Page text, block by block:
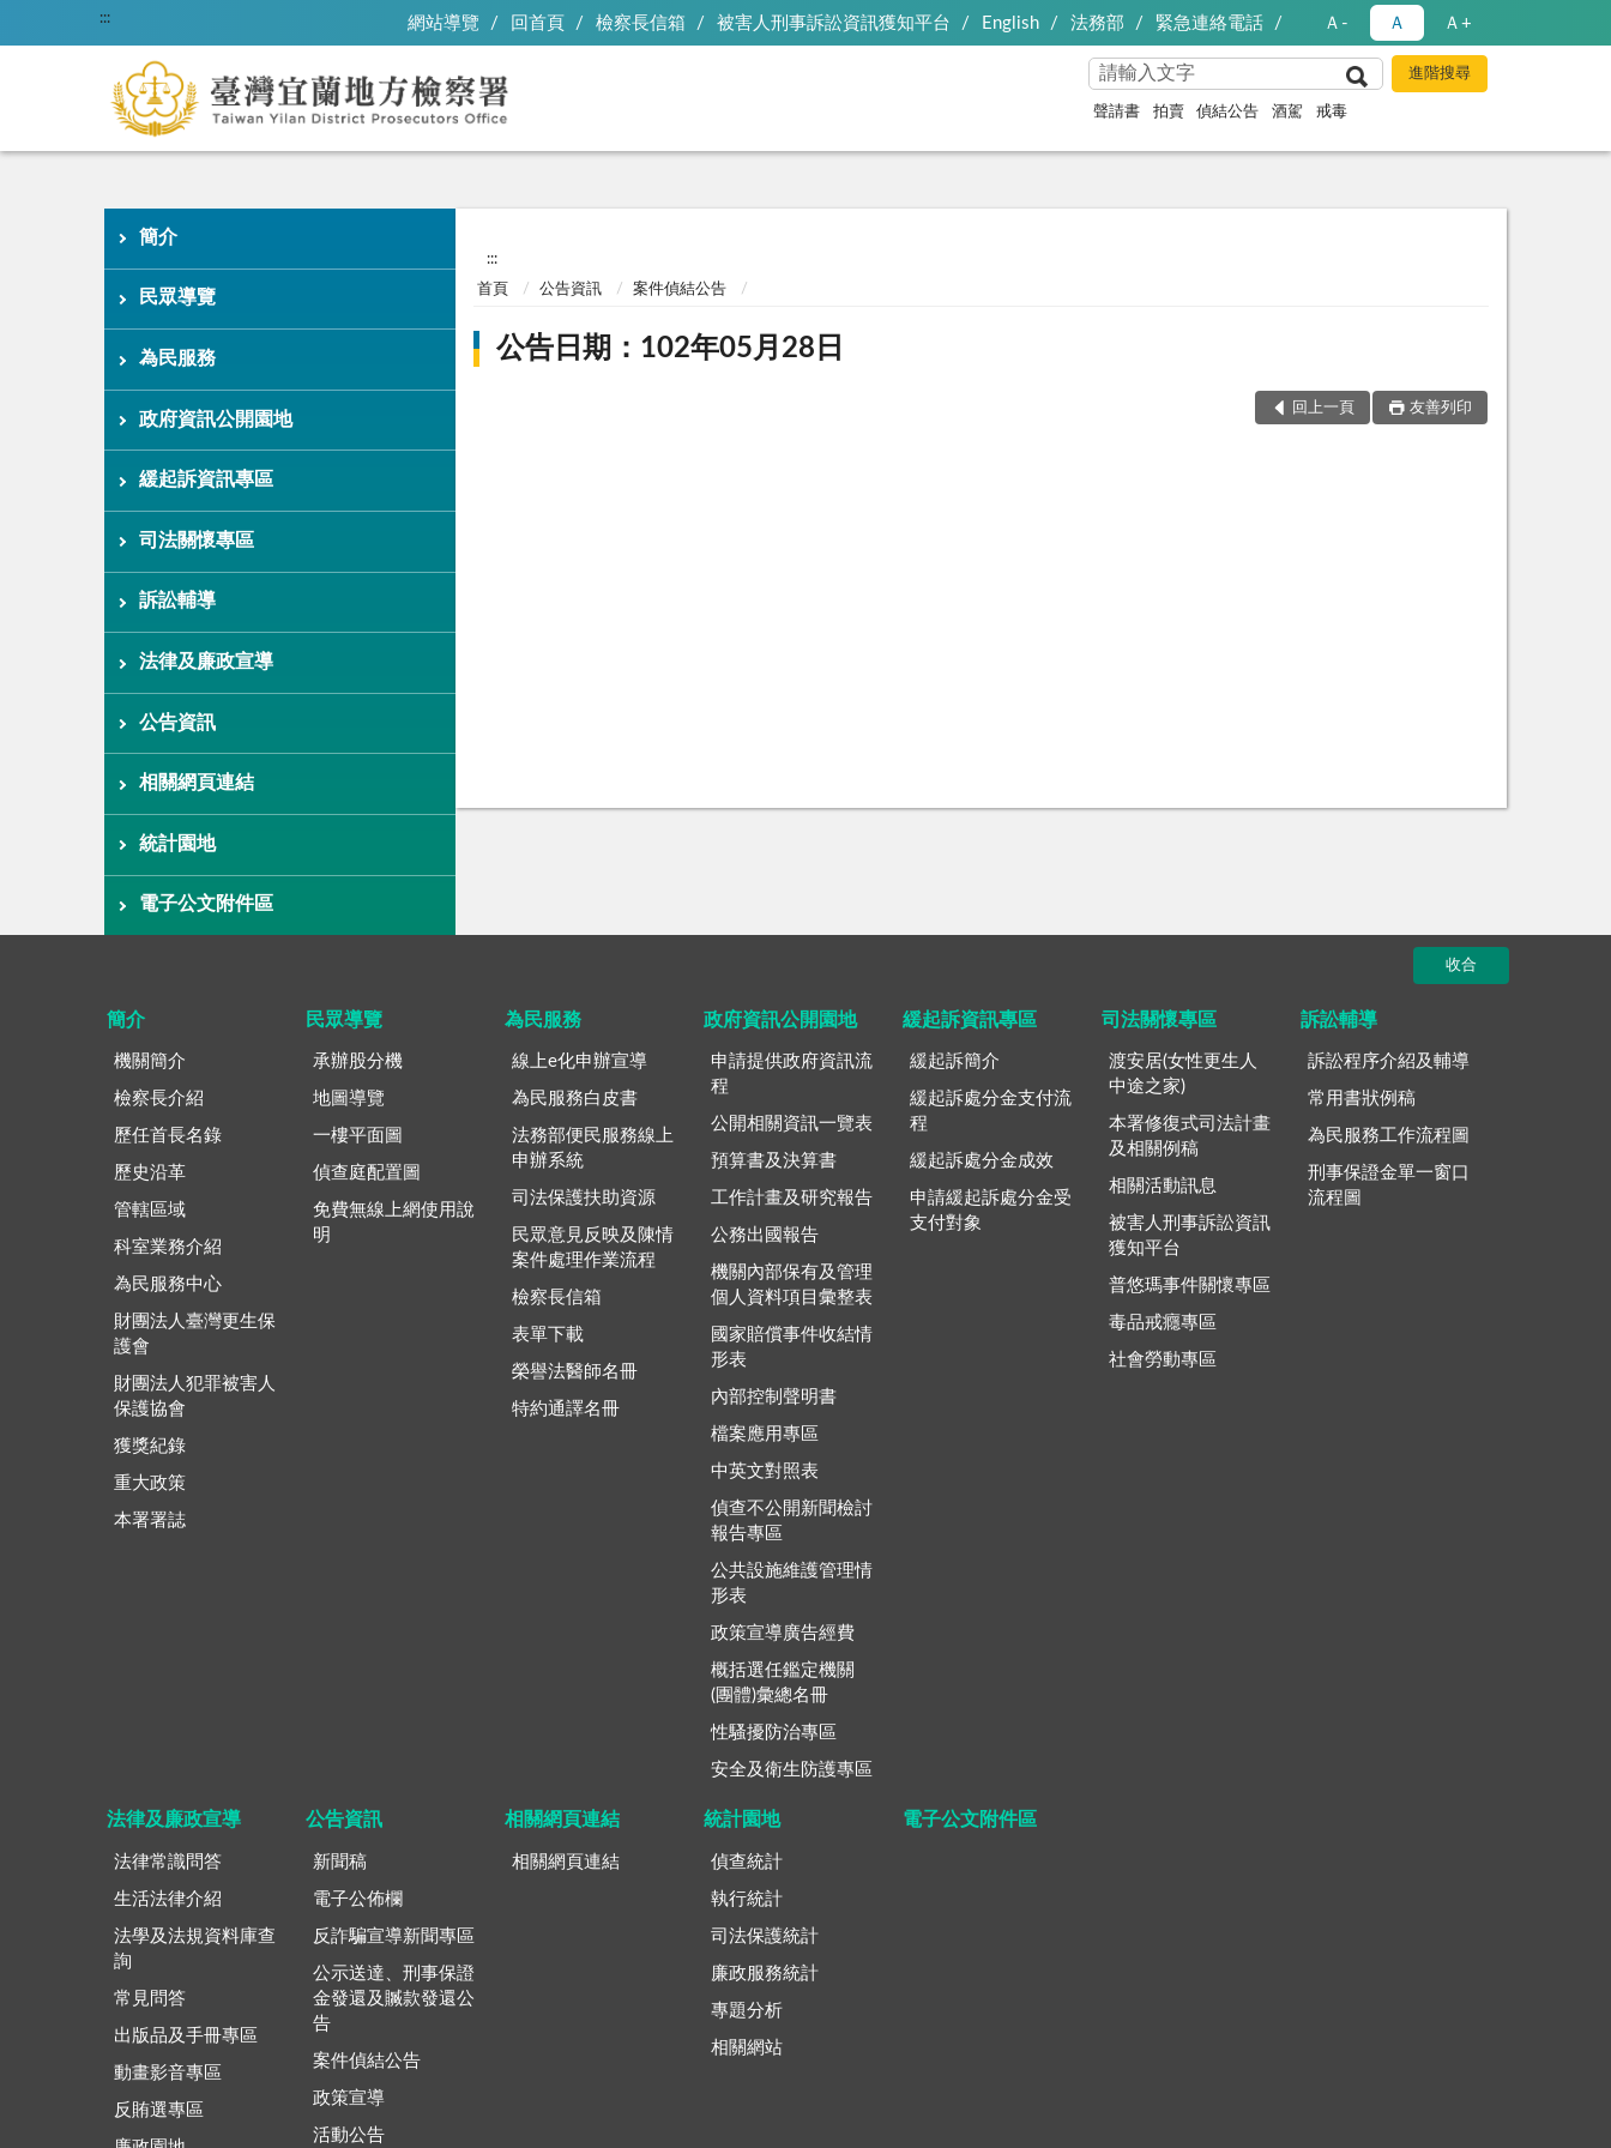
::: 網站導覽 回首頁 檢察長信箱 被害人刑事訴訟資訊獲知平台 English 法務部 緊急連絡電話 Ａ- Ａ Ａ+
聲請書 拍賣 偵結公告 酒駕 戒毒
簡介
民眾導覽
為民服務
政府資訊公開園地
緩起訴資訊專區
司法關懷專區
訴訟輔導
法律及廉政宣導
公告資訊
相關網頁連結
統計園地
電子公文附件區
:::
首頁 公告資訊 案件偵結公告
公告日期：102年05月28日
回上一頁 友善列印
收合
簡介
機關簡介
檢察長介紹
歷任首長名錄
歷史沿革
管轄區域
科室業務介紹
為民服務中心
財團法人臺灣更生保
護會
財團法人犯罪被害人
保護協會
獲獎紀錄
重大政策
本署署誌
民眾導覽
承辦股分機
地圖導覽
一樓平面圖
偵查庭配置圖
免費無線上網使用說
明
為民服務
線上e化申辦宣導
為民服務白皮書
法務部便民服務線上
申辦系統
司法保護扶助資源
民眾意見反映及陳情
案件處理作業流程
檢察長信箱
表單下載
榮譽法醫師名冊
特約通譯名冊
政府資訊公開園地
申請提供政府資訊流
程
公開相關資訊一覽表
預算書及決算書
工作計畫及研究報告
公務出國報告
機關內部保有及管理
個人資料項目彙整表
國家賠償事件收結情
形表
內部控制聲明書
檔案應用專區
中英文對照表
偵查不公開新聞檢討
報告專區
公共設施維護管理情
形表
政策宣導廣告經費
概括選任鑑定機關
(團體)彙總名冊
性騷擾防治專區
安全及衛生防護專區
緩起訴資訊專區
緩起訴簡介
緩起訴處分金支付流
程
緩起訴處分金成效
申請緩起訴處分金受
支付對象
司法關懷專區
渡安居(女性更生人
中途之家)
本署修復式司法計畫
及相關例稿
相關活動訊息
被害人刑事訴訟資訊
獲知平台
普悠瑪事件關懷專區
毒品戒癮專區
社會勞動專區
訴訟輔導
訴訟程序介紹及輔導
常用書狀例稿
為民服務工作流程圖
刑事保證金單一窗口
流程圖
法律及廉政宣導
法律常識問答
生活法律介紹
法學及法規資料庫查
詢
常見問答
出版品及手冊專區
動畫影音專區
反賄選專區
公告資訊
新聞稿
電子公佈欄
反詐騙宣導新聞專區
公示送達、刑事保證
金發還及贓款發還公
告
案件偵結公告
政策宣導
活動公告
相關網頁連結
相關網頁連結
統計園地
偵查統計
執行統計
司法保護統計
廉政服務統計
專題分析
相關網站
電子公文附件區